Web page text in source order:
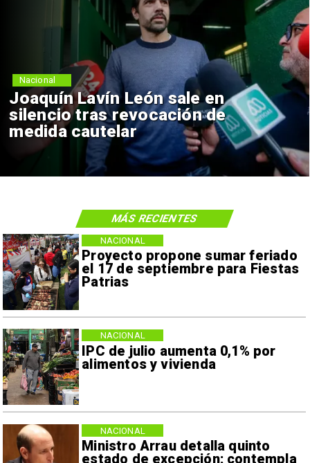
Joaquín Lavín León sale en
silencio tras revocación de
medida cautelar
Nacional
Proyecto propone sumar feriado
el 17 de septiembre para Fiestas
Patrias
NACIONAL
IPC de julio aumenta 0,1% por
alimentos y vivienda
NACIONAL
Ministro Arrau detalla quinto
estado de excepción: contempla
NACIONAL
MÁS RECIENTES